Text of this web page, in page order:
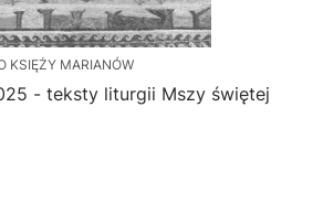
KSIĘŻY MARIANÓW
Oremus na MAJ 2025 - teksty liturgii Mszy świętej